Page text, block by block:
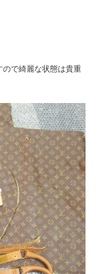
で綺麗な状態は貴重